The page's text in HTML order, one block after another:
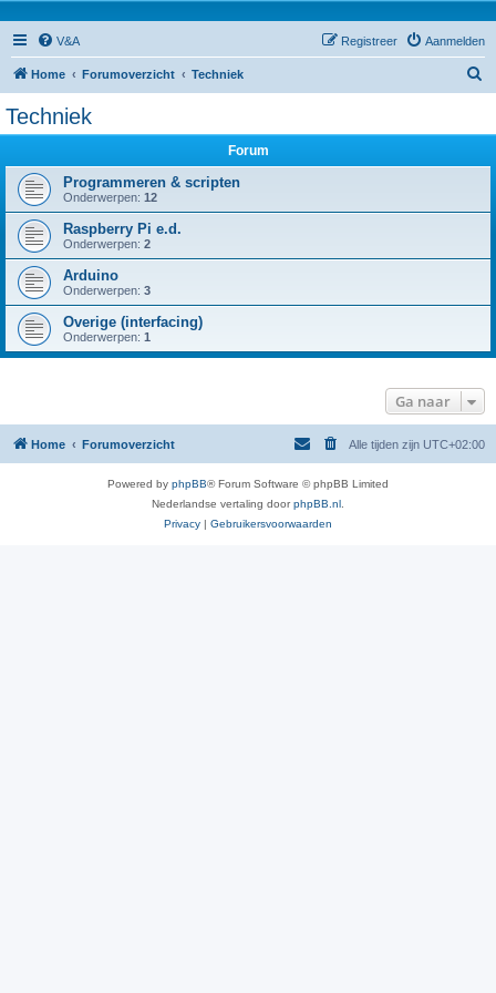
V&A Aanmelden
Registreer
Home Forumoverzicht Techniek
Techniek
Forum
Programmeren & scripten
Onderwerpen: 12
Raspberry Pi e.d.
Onderwerpen: 2
Arduino
Onderwerpen: 3
Overige (interfacing)
Onderwerpen: 1
Ga naar
Home Forumoverzicht Alle tijden zijn UTC+02:00
Powered by phpBB® Forum Software © phpBB Limited
Nederlandse vertaling doorphpBB.nl
Privacy | Gebruikersvoorwaarden